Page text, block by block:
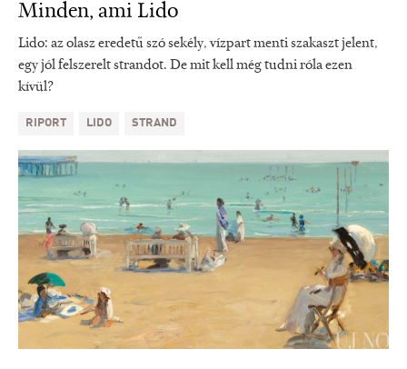
Minden, ami Lido
Lido: az olasz eredetű szó sekély, vízpart menti szakaszt jelent,
egy jól felszerelt strandot. De mit kell még tudni róla ezen
kívül?
RIPORT LIDO STRAND